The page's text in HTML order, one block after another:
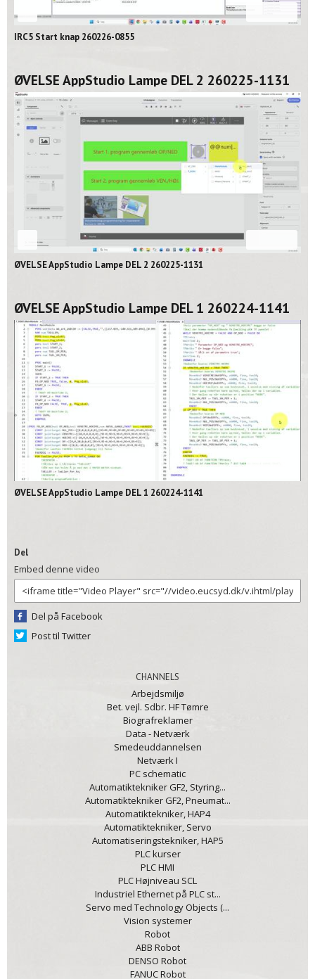
IRC5 Start knap 260226-0855
ØVELSE AppStudio Lampe DEL 2 260225-1131
ØVELSE AppStudio Lampe DEL 2 260225-1131
ØVELSE AppStudio Lampe DEL 1 260224-1141
ØVELSE AppStudio Lampe DEL 1 260224-1141
Del
Embed denne video
Del på Facebook
Post til Twitter
CHANNELS
Arbejdsmiljø
Bet. vejl. Sdbr. HF Tømre
Biografreklamer
Data - Netværk
Smedeuddannelsen
Netværk I
PC schematic
Automatiktekniker GF2, Styring...
Automatiktekniker GF2, Pneumat...
Automatiktekniker, HAP4
Automatiktekniker, Servo
Automatiseringstekniker, HAP5
PLC kurser
PLC HMI
PLC Højniveau SCL
Industriel Ethernet på PLC st...
Servo med Technology Objects (...
Vision systemer
Robot
ABB Robot
DENSO Robot
FANUC Robot